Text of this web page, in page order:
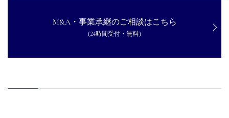
【承継者向け】後継者がいない会社を買うには？
買収対象企業の選定方法を理解する
M&A・事業承継のご相談はこちら
（24時間受付・無料）